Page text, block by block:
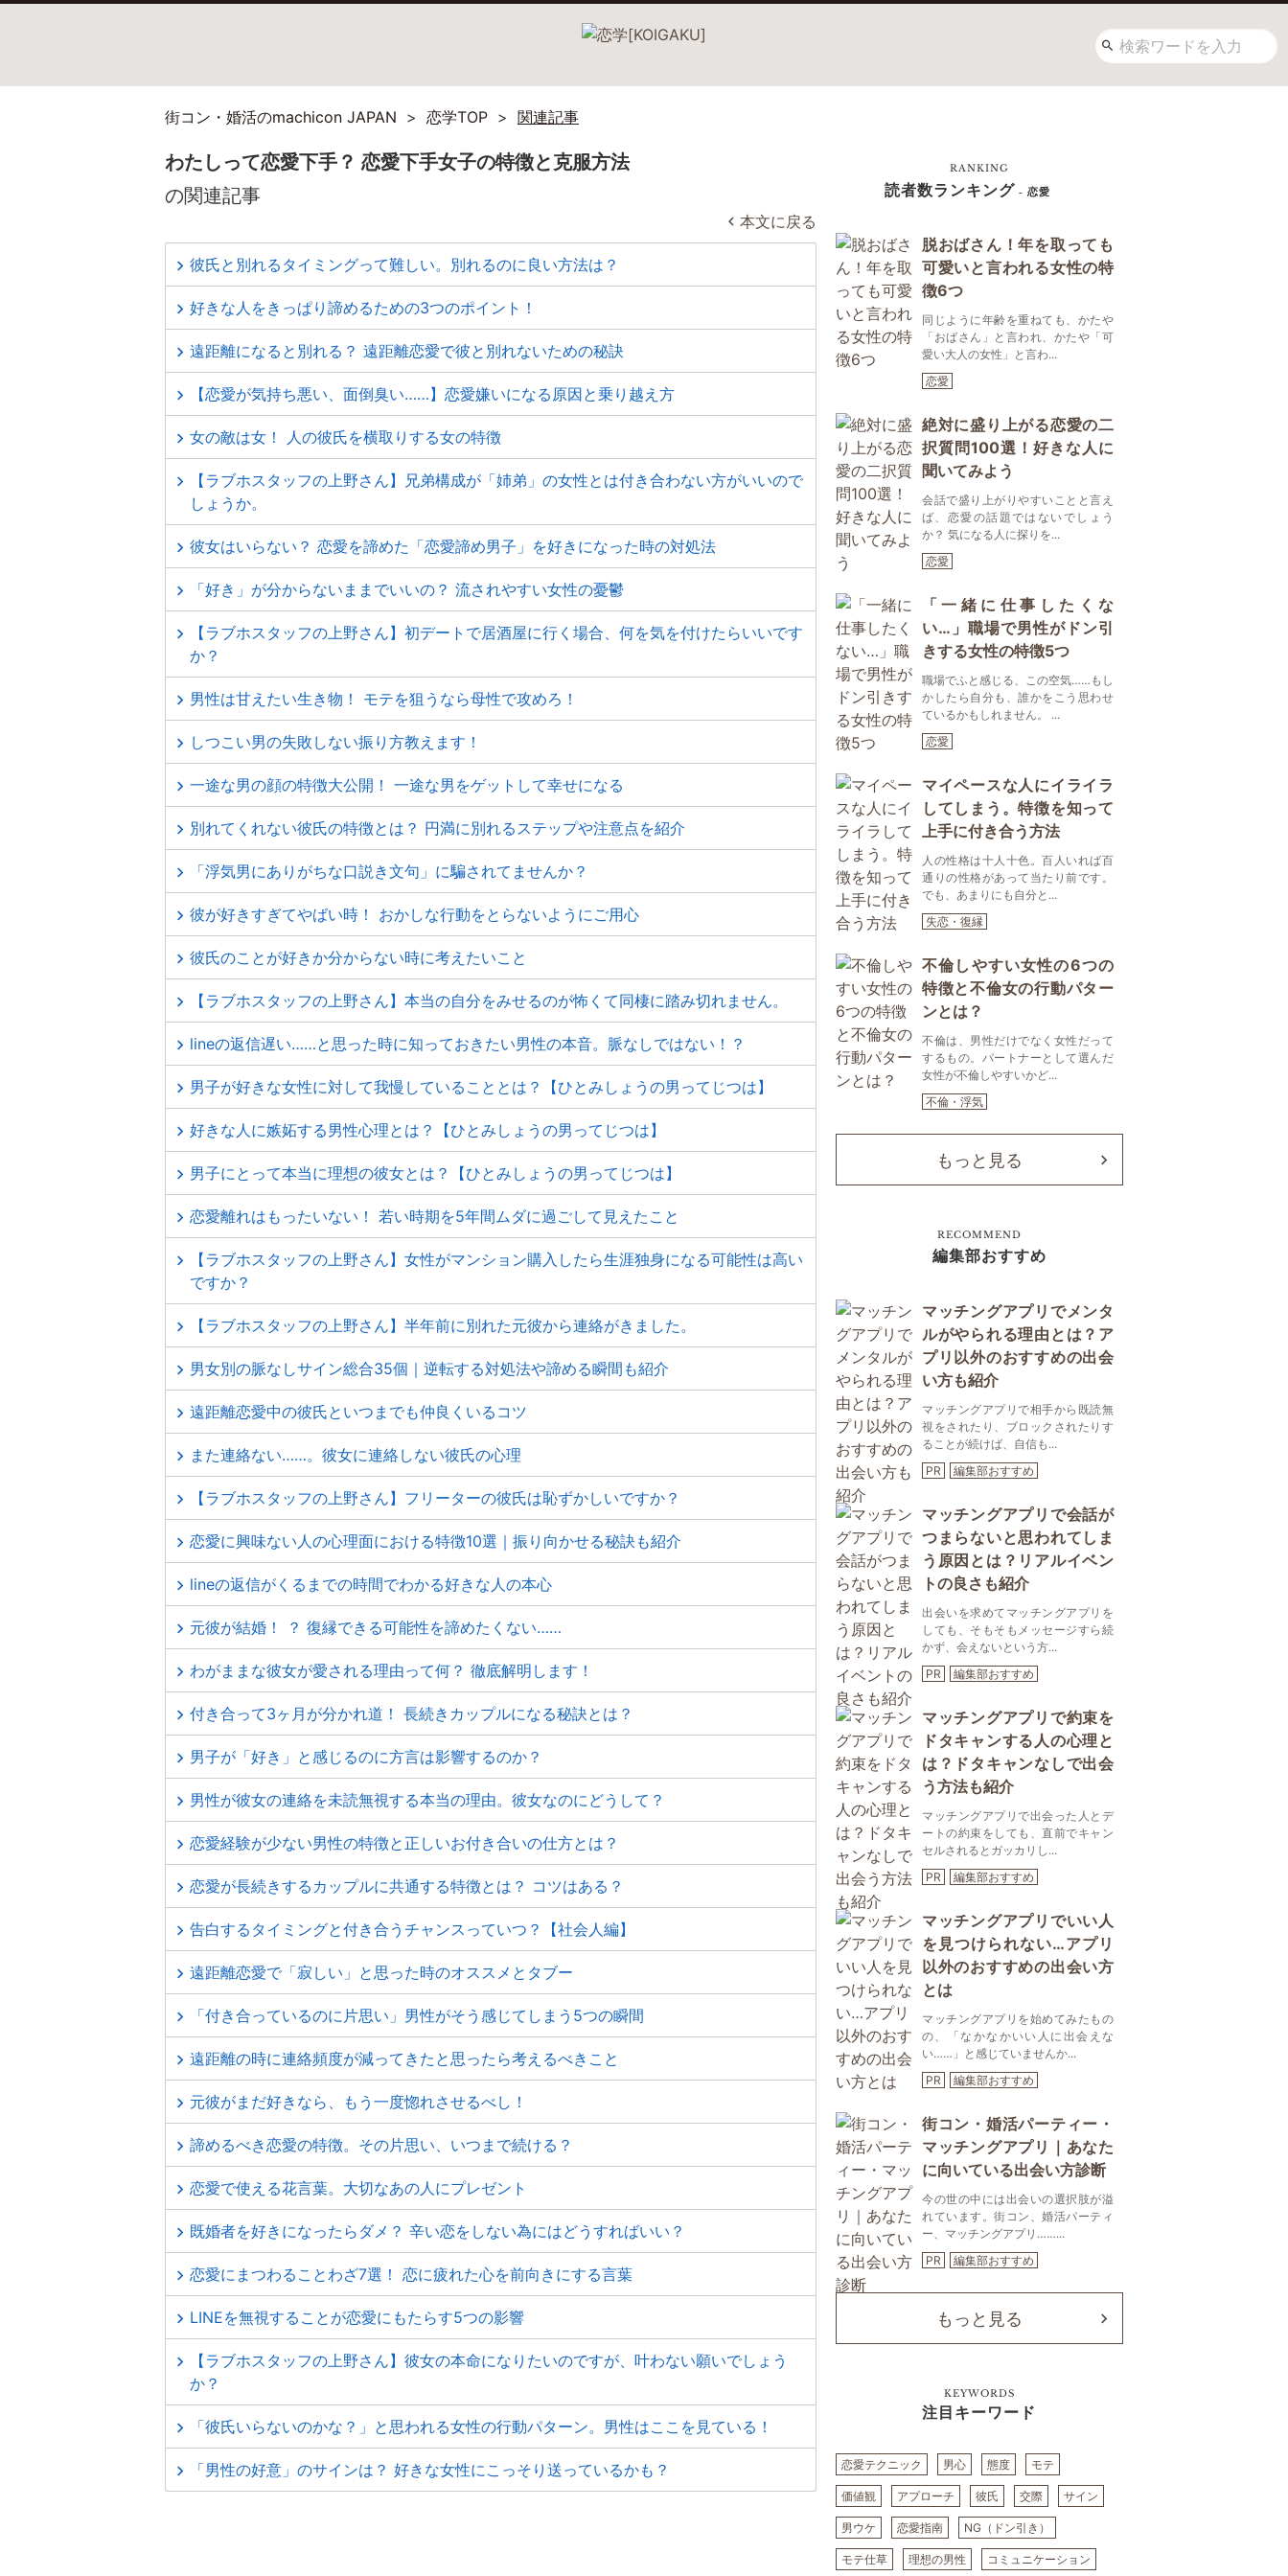
街コン・婚活のmachicon JAPAN 恋学TOP 関連記事
わたしって恋愛下手？ 恋愛下手女子の特徴と克服方法
の関連記事
本文に戻る
彼氏と別れるタイミングって難しい。別れるのに良い方法は？
好きな人をきっぱり諦めるための3つのポイント！
遠距離になると別れる？ 遠距離恋愛で彼と別れないための秘訣
【恋愛が気持ち悪い、面倒臭い……】恋愛嫌いになる原因と乗り越え方
女の敵は女！ 人の彼氏を横取りする女の特徴
【ラブホスタッフの上野さん】兄弟構成が「姉弟」の女性とは付き合わない方がいいので
しょうか。
彼女はいらない？ 恋愛を諦めた「恋愛諦め男子」を好きになった時の対処法
「好き」が分からないままでいいの？ 流されやすい女性の憂鬱
【ラブホスタッフの上野さん】初デートで居酒屋に行く場合、何を気を付けたらいいです
か？
男性は甘えたい生き物！ モテを狙うなら母性で攻めろ！
しつこい男の失敗しない振り方教えます！
一途な男の顔の特徴大公開！ 一途な男をゲットして幸せになる
別れてくれない彼氏の特徴とは？ 円満に別れるステップや注意点を紹介
「浮気男にありがちな口説き文句」に騙されてませんか？
彼が好きすぎてやばい時！ おかしな行動をとらないようにご用心
彼氏のことが好きか分からない時に考えたいこと
【ラブホスタッフの上野さん】本当の自分をみせるのが怖くて同棲に踏み切れません。
lineの返信遅い……と思った時に知っておきたい男性の本音。脈なしではない！？
男子が好きな女性に対して我慢していることとは？【ひとみしょうの男ってじつは】
好きな人に嫉妬する男性心理とは？【ひとみしょうの男ってじつは】
男子にとって本当に理想の彼女とは？【ひとみしょうの男ってじつは】
恋愛離れはもったいない！ 若い時期を5年間ムダに過ごして見えたこと
【ラブホスタッフの上野さん】女性がマンション購入したら生涯独身になる可能性は高い
ですか？
【ラブホスタッフの上野さん】半年前に別れた元彼から連絡がきました。
男女別の脈なしサイン総合35個｜逆転する対処法や諦める瞬間も紹介
遠距離恋愛中の彼氏といつまでも仲良くいるコツ
また連絡ない……。彼女に連絡しない彼氏の心理
【ラブホスタッフの上野さん】フリーターの彼氏は恥ずかしいですか？
恋愛に興味ない人の心理面における特徴10選｜振り向かせる秘訣も紹介
lineの返信がくるまでの時間でわかる好きな人の本心
元彼が結婚！ ？ 復縁できる可能性を諦めたくない……
わがままな彼女が愛される理由って何？ 徹底解明します！
付き合って3ヶ月が分かれ道！ 長続きカップルになる秘訣とは？
男子が「好き」と感じるのに方言は影響するのか？
男性が彼女の連絡を未読無視する本当の理由。彼女なのにどうして？
恋愛経験が少ない男性の特徴と正しいお付き合いの仕方とは？
恋愛が長続きするカップルに共通する特徴とは？ コツはある？
告白するタイミングと付き合うチャンスっていつ？【社会人編】
遠距離恋愛で「寂しい」と思った時のオススメとタブー
「付き合っているのに片思い」男性がそう感じてしまう5つの瞬間
遠距離の時に連絡頻度が減ってきたと思ったら考えるべきこと
元彼がまだ好きなら、もう一度惚れさせるべし！
諦めるべき恋愛の特徴。その片思い、いつまで続ける？
恋愛で使える花言葉。大切なあの人にプレゼント
既婚者を好きになったらダメ？ 辛い恋をしない為にはどうすればいい？
恋愛にまつわることわざ7選！ 恋に疲れた心を前向きにする言葉
LINEを無視することが恋愛にもたらす5つの影響
【ラブホスタッフの上野さん】彼女の本命になりたいのですが、叶わない願いでしょう
か？
「彼氏いらないのかな？」と思われる女性の行動パターン。男性はここを見ている！
「男性の好意」のサインは？ 好きな女性にこっそり送っているかも？
RANKING
読者数ランキング - 恋愛
脱おばさん！年を取っても
可愛いと言われる女性の特
徴6つ
同じように年齢を重ねても、かたや
「おばさん」と言われ、かたや「可
愛い大人の女性」と言わ...
恋愛
絶対に盛り上がる恋愛の二
択質問100選！好きな人に
聞いてみよう
会話で盛り上がりやすいことと言え
ば、恋愛の話題ではないでしょう
か？ 気になる人に探りを...
恋愛
「一緒に仕事したくな
い…」職場で男性がドン引
きする女性の特徴5つ
職場でふと感じる、この空気……もし
かしたら自分も、誰かをこう思わせ
ているかもしれません。 ...
恋愛
マイペースな人にイライラ
してしまう。特徴を知って
上手に付き合う方法
人の性格は十人十色。百人いれば百
通りの性格があって当たり前です。
でも、あまりにも自分と...
失恋・復縁
不倫しやすい女性の6つの
特徴と不倫女の行動パター
ンとは？
不倫は、男性だけでなく女性だって
するもの。パートナーとして選んだ
女性が不倫しやすいかど...
不倫・浮気
もっと見る
RECOMMEND
編集部おすすめ
マッチングアプリでメンタ
ルがやられる理由とは？ア
プリ以外のおすすめの出会
い方も紹介
マッチングアプリで相手から既読無
視をされたり、ブロックされたりす
ることが続けば、自信も...
PR
編集部おすすめ
マッチングアプリで会話が
つまらないと思われてしま
う原因とは？リアルイベン
トの良さも紹介
出会いを求めてマッチングアプリを
しても、そもそもメッセージすら続
かず、会えないという方...
PR
編集部おすすめ
マッチングアプリで約束を
ドタキャンする人の心理と
は？ドタキャンなしで出会
う方法も紹介
マッチングアプリで出会った人とデ
ートの約束をしても、直前でキャン
セルされるとガッカリし...
PR
編集部おすすめ
マッチングアプリでいい人
を見つけられない…アプリ
以外のおすすめの出会い方
とは
マッチングアプリを始めてみたもの
の、「なかなかいい人に出会えな
い……」と感じていませんか...
PR
編集部おすすめ
街コン・婚活パーティー・
マッチングアプリ｜あなた
に向いている出会い方診断
今の世の中には出会いの選択肢が溢
れています。街コン、婚活パーティ
ー、マッチングアプリ……...
PR
編集部おすすめ
もっと見る
KEYWORDS
注目キーワード
恋愛テクニック 男心 態度 モテ
価値観 アプローチ 彼氏 交際 サイン
男ウケ 恋愛指南 NG（ドン引き）
モテ仕草 理想の男性 コミュニケーション